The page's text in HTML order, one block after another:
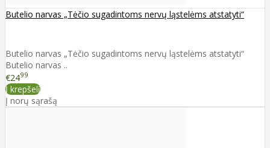
Butelio narvas „Tėčio sugadintoms nervų ląstelėms atstatyti“
Butelio narvas „Tėčio sugadintoms nervų ląstelėms atstatyti“
Butelio narvas ..
€2499
Į krepšelį
Į norų sąrašą